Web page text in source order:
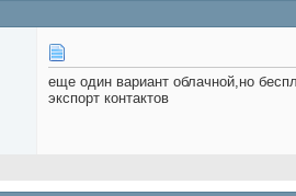
еще один вариант облачной,но
экспорт контактов